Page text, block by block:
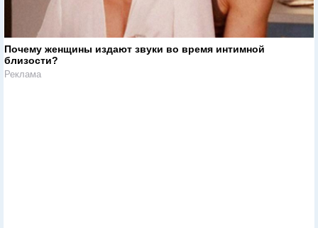
Почему женщины издают звуки во время интимной
близости?
Реклама